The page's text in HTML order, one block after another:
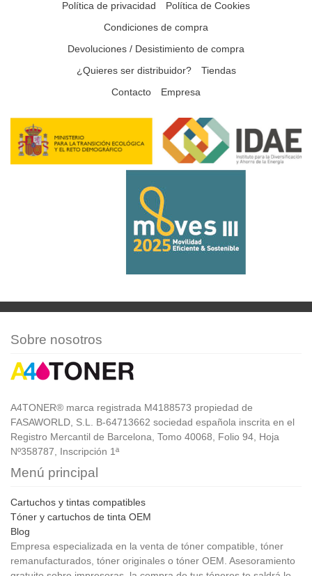
Política de privacidad
Política de Cookies
Condiciones de compra
Devoluciones / Desistimiento de compra
¿Quieres ser distribuidor?
Tiendas
Contacto
Empresa
Sobre nosotros
A4TONER® marca registrada M4188573 propiedad de
FASAWORLD, S.L. B-64713662 sociedad española inscrita en el
Registro Mercantil de Barcelona, Tomo 40068, Folio 94, Hoja
Nº358787, Inscripción 1ª
Menú principal
Cartuchos y tintas compatibles
Tóner y cartuchos de tinta OEM
Blog
Empresa especializada en la venta de tóner compatible, tóner
remanufacturados, tóner originales o tóner OEM. Asesoramiento